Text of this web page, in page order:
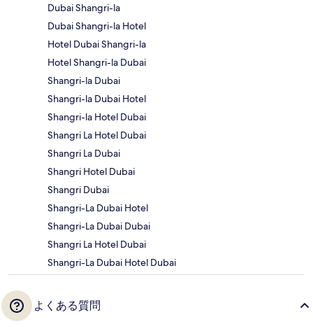
Dubai Shangri-la
Dubai Shangri-la Hotel
Hotel Dubai Shangri-la
Hotel Shangri-la Dubai
Shangri-la Dubai
Shangri-la Dubai Hotel
Shangri-la Hotel Dubai
Shangri La Hotel Dubai
Shangri La Dubai
Shangri Hotel Dubai
Shangri Dubai
Shangri-La Dubai Hotel
Shangri-La Dubai Dubai
Shangri La Hotel Dubai
Shangri-La Dubai Hotel Dubai
よくある質問